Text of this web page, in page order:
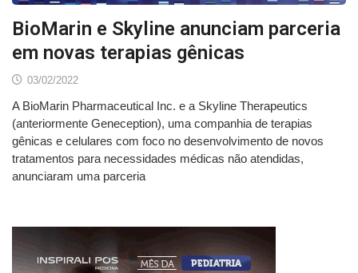
BioMarin e Skyline anunciam parceria
em novas terapias gênicas
03/02/2022
A BioMarin Pharmaceutical Inc. e a Skyline Therapeutics
(anteriormente Geneception), uma companhia de terapias
gênicas e celulares com foco no desenvolvimento de novos
tratamentos para necessidades médicas não atendidas,
anunciaram uma parceria